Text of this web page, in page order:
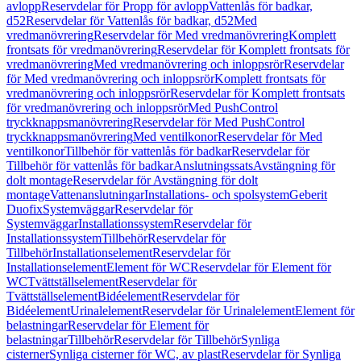
avloppReservdelar för Propp för avloppVattenlås för badkar,
d52Reservdelar för Vattenlås för badkar, d52Med
vredmanövreringReservdelar för Med vredmanövreringKomplett
frontsats för vredmanövreringReservdelar för Komplett frontsats för
vredmanövreringMed vredmanövrering och inloppsrörReservdelar
för Med vredmanövrering och inloppsrörKomplett frontsats för
vredmanövrering och inloppsrörReservdelar för Komplett frontsats
för vredmanövrering och inloppsrörMed PushControl
tryckknappsmanövreringReservdelar för Med PushControl
tryckknappsmanövreringMed ventilkonorReservdelar för Med
ventilkonorTillbehör för vattenlås för badkarReservdelar för
Tillbehör för vattenlås för badkarAnslutningssatsAvstängning för
dolt montageReservdelar för Avstängning för dolt
montageVattenanslutningarInstallations- och spolsystemGeberit
DuofixSystemväggarReservdelar för
SystemväggarInstallationssystemReservdelar för
InstallationssystemTillbehörReservdelar för
TillbehörInstallationselementReservdelar för
InstallationselementElement för WCReservdelar för Element för
WCTvättställselementReservdelar för
TvättställselementBidéelementReservdelar för
BidéelementUrinalelementReservdelar för UrinalelementElement för
belastningarReservdelar för Element för
belastningarTillbehörReservdelar för TillbehörSynliga
cisternerSynliga cisterner för WC, av plastReservdelar för Synliga